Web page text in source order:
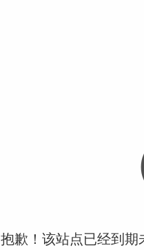
抱歉！该站点已经到